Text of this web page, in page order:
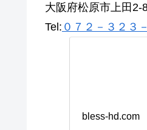
大阪府松原市上田2-
Tel: ０７２－３２３
bless-hd.com